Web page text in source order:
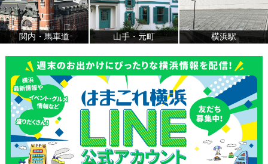
関内・馬車道 山手・元町 横浜駅